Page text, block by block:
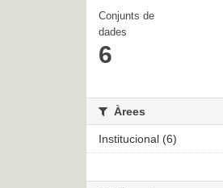
Conjunts de
dades
6
Àrees
Institucional (6)